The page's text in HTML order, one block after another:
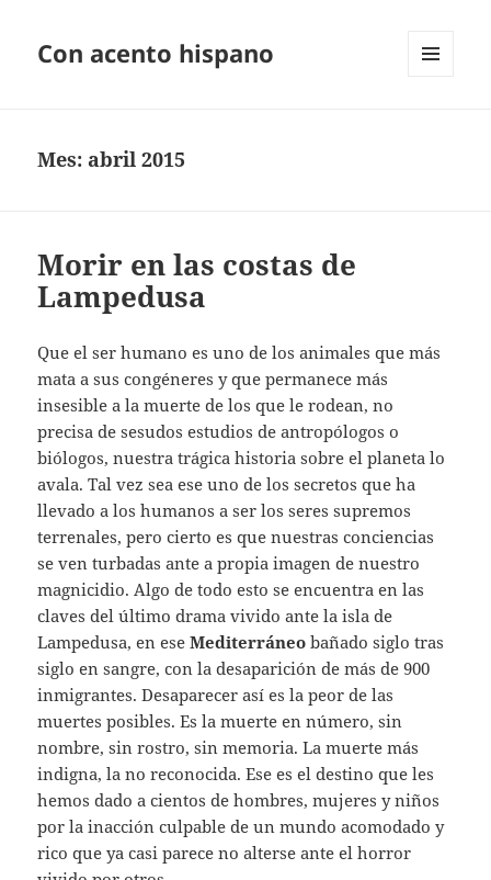
Con acento hispano
Mes: abril 2015
Morir en las costas de
Lampedusa
Que el ser humano es uno de los animales que más
mata a sus congéneres y que permanece más
insesible a la muerte de los que le rodean, no
precisa de sesudos estudios de antropólogos o
biólogos, nuestra trágica historia sobre el planeta lo
avala. Tal vez sea ese uno de los secretos que ha
llevado a los humanos a ser los seres supremos
terrenales, pero cierto es que nuestras conciencias
se ven turbadas ante a propia imagen de nuestro
magnicidio. Algo de todo esto se encuentra en las
claves del último drama vivido ante la isla de
Lampedusa, en ese Mediterráneo bañado siglo tras
siglo en sangre, con la desaparición de más de 900
inmigrantes. Desaparecer así es la peor de las
muertes posibles. Es la muerte en número, sin
nombre, sin rostro, sin memoria. La muerte más
indigna, la no reconocida. Ese es el destino que les
hemos dado a cientos de hombres, mujeres y niños
por la inacción culpable de un mundo acomodado y
rico que ya casi parece no alterse ante el horror